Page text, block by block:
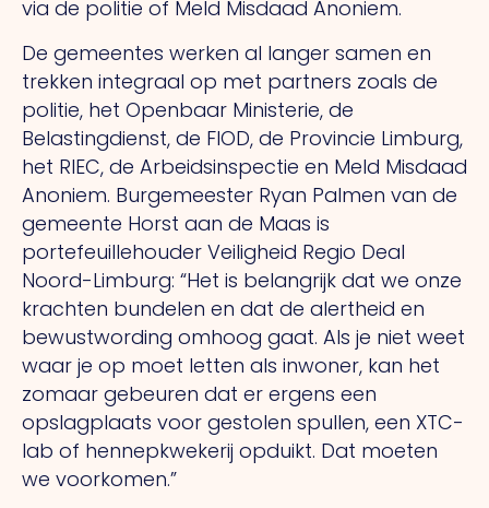
via de politie of Meld Misdaad Anoniem.
De gemeentes werken al langer samen en
trekken integraal op met partners zoals de
politie, het Openbaar Ministerie, de
Belastingdienst, de FIOD, de Provincie Limburg,
het RIEC, de Arbeidsinspectie en Meld Misdaad
Anoniem. Burgemeester Ryan Palmen van de
gemeente Horst aan de Maas is
portefeuillehouder Veiligheid Regio Deal
Noord-Limburg: “Het is belangrijk dat we onze
krachten bundelen en dat de alertheid en
bewustwording omhoog gaat. Als je niet weet
waar je op moet letten als inwoner, kan het
zomaar gebeuren dat er ergens een
opslagplaats voor gestolen spullen, een XTC-
lab of hennepkwekerij opduikt. Dat moeten
we voorkomen.”